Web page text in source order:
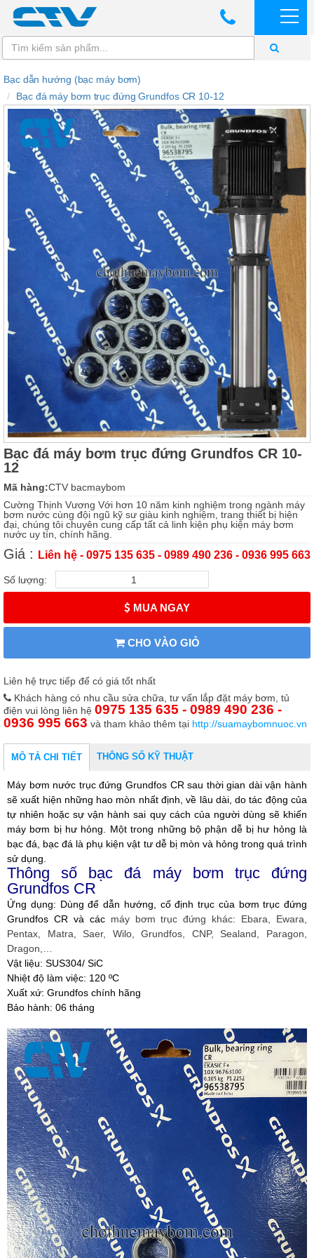
Bạc dẫn hướng (bạc máy bơm)
Bạc đá máy bơm trục đứng Grundfos CR 10-12
Bạc đá máy bơm trục đứng Grundfos CR 10-
12
Mã hàng:CTV bacmaybom
Cường Thịnh Vương Với hơn 10 năm kinh nghiệm trong ngành máy
bơm nước cùng đội ngũ kỹ sư giàu kinh nghiệm, trang thiết bị hiện
đại, chúng tôi chuyên cung cấp tất cả linh kiện phụ kiện máy bơm
nước uy tín, chính hãng.
Giá : Liên hệ - 0975 135 635 - 0989 490 236 - 0936 995 663
Số lượng:
MUA NGAY
CHO VÀO GIỎ
Liên hệ trực tiếp để có giá tốt nhất
Khách hàng có nhu cầu sửa chữa, tư vấn lắp đặt máy bơm, tủ
điện vui lòng liên hệ 0975 135 635 - 0989 490 236 -
0936 995 663 và tham khảo thêm tại http://suamaybomnuoc.vn
MÔ TẢ CHI TIẾT THÔNG SỐ KỸ THUẬT
Máy bơm nước trục đứng Grundfos CR sau thời gian dài vận hành
sẽ xuất hiện những hao mòn nhất định, về lâu dài, do tác động của
tự nhiên hoặc sự vận hành sai quy cách của người dùng sẽ khiến
máy bơm bị hư hỏng. Một trong những bộ phận dễ bị hư hỏng là
bạc đá, bạc đá là phụ kiện vật tư dễ bị mòn và hỏng trong quá trình
sử dụng.
Thông số bạc đá máy bơm trục đứng
Grundfos CR
Ứng dụng: Dùng để dẫn hướng, cố định trục của bơm trục đứng
Grundfos CR và các máy bơm trục đứng khác: Ebara, Ewara,
Pentax, Matra, Saer, Wilo, Grundfos, CNP, Sealand, Paragon,
Dragon,…
Vật liệu: SUS304/ SiC
Nhiệt độ làm việc: 120 ºC
Xuất xứ: Grundfos chính hãng
Bảo hành: 06 tháng